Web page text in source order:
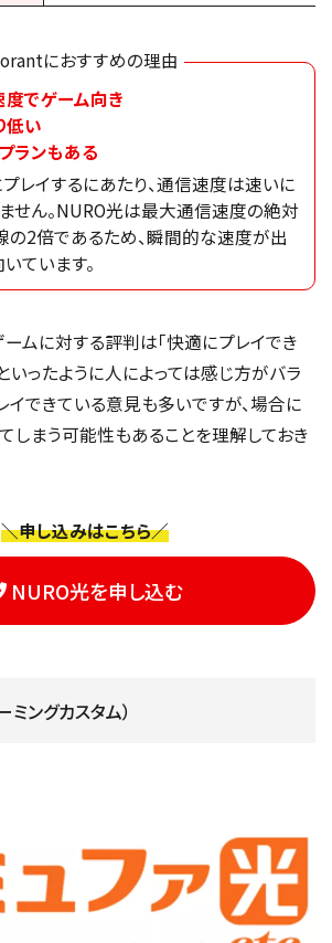
におすすめの理由
でゲーム向き
低い
ランもある
レイするにあたり、通信速度は速いに
せん。NURO光は最大通信速度の絶対
2倍であるため、瞬間的な速度が出
ています。
ムに対する評判は「快適にプレイでき
といったように人によっては感じ方がバラ
イできている意見も多いですが、場合に
しまう可能性もあることを理解しておき
＼申し込みはこちら／
NURO光を申し込む
ミングカスタム）